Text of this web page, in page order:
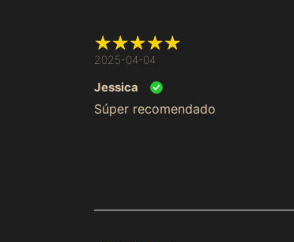
2025-04-04
Jessica
Súper recomendado